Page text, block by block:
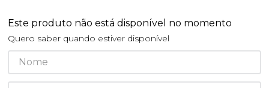
Este produto não está disponível no momento
Quero saber quando estiver disponível